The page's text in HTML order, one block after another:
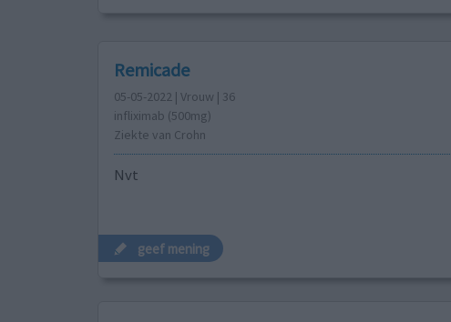
Remicade
05-05-2022 | Vrouw | 36
infliximab (500mg)
Ziekte van Crohn
Nvt
geef mening